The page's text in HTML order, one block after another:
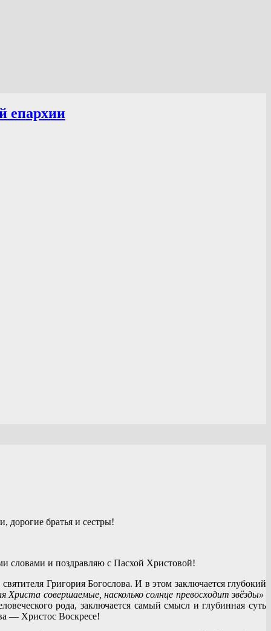
епархии
дорогие братья и сестры!
словами и поздравляю с Пасхой Христовой!
Григория Богослова. И в этом заключается глубокий
совершаемые, насколько солнце превосходит звёзды»
рода, заключается самый смысл и глубинная суть
— Христос Воскресе!